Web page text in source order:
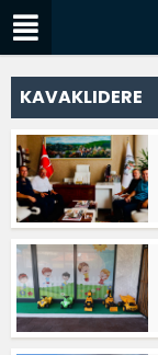
KAVAKLIDERE